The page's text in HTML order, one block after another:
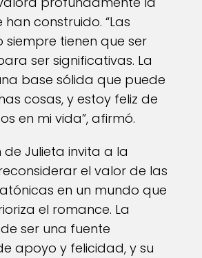
construido. “Las
siempre tienen que ser
ser significativas. La
base sólida que puede
cosas, y estoy feliz de
en mi vida”, afirmó.
de Julieta invita a la
el valor de las
en un mundo que
el romance. La
ser una fuente
apoyo y felicidad, y su